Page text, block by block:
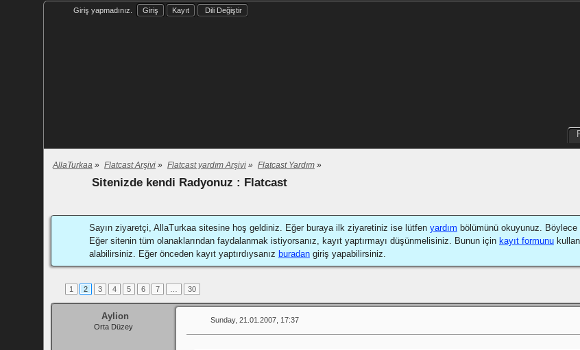
Giriş yapmadınız. Giriş Kayıt Dili Değiştir
AllaTurkaa » Flatcast Arşivi» Flatcast yardım Arşivi» Flatcast Yardım»
Sitenizde kendi Radyonuz : Flatcast
Sayın ziyaretçi, AllaTurkaa sitesine hoş geldiniz. Eğer buraya ilk ziyaretiniz ise lütfen yardım bölümünü okuyunuz. Böylece
Eğer sitenin tüm olanaklarından faydalanmak istiyorsanız, kayıt yaptırmayı düşünmelisiniz. Bunun için kayıt formunu
alabilirsiniz. Eğer önceden kayıt yaptırdıysanız buradangiriş yapabilirsiniz.
1 2 3 4 5 6 7 … 30
Aylion
Orta Düzey
Sunday, 21.01.2007, 17:37